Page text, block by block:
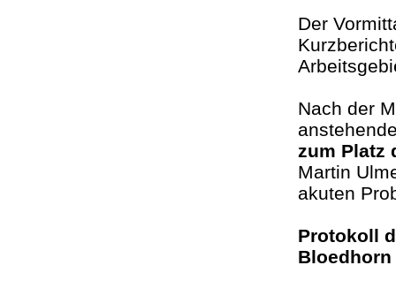
Der
Nach der
zum Platz
Martin
akuten
Protokoll